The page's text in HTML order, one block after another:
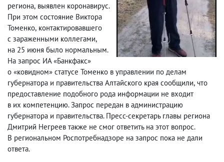
региона, выявлен коронавирус.
При этом состояние Виктора
Томенко, контактировавшего
с зараженными коллегами,
на 25 июня было нормальным.
На запрос ИА «Банкфакс»
о «ковидном» статусе Томенко в управлении по делам
губернатора и правительства Алтайского края сообщили, что
предоставление подобного рода информации не входит
в их компетенцию. Запрос передан в администрацию
губернатора и правительства. Пресс-секретарь главы региона
Дмитрий Негреев также не смог ответить на этот вопрос.
В региональном Роспотребнадзоре на запрос пока не дали
ответа.